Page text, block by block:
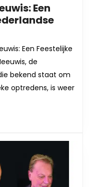
Een
Een Feestelijke
de
bekend staat om
optredens, is weer